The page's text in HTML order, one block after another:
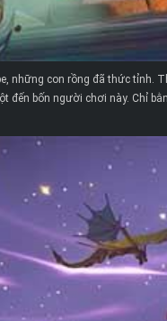
những con rồng đã thức tỉnh.
đến bốn người chơi này. Chỉ